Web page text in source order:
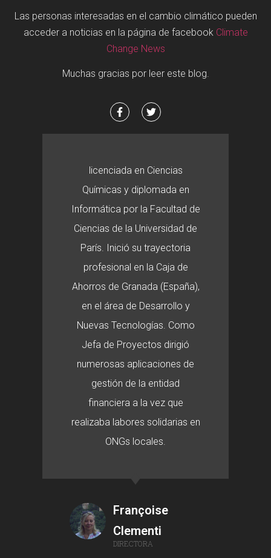
Las personas interesadas en el cambio climático pueden
acceder a noticias en la página de facebook Climate
Change News
Muchas gracias por leer este blog.
licenciada en Ciencias
Químicas y diplomada en
Informática por la Facultad de
Ciencias de la Universidad de
París. Inició su trayectoria
profesional en la Caja de
Ahorros de Granada (España),
en el área de Desarrollo y
Nuevas Tecnologías. Como
Jefa de Proyectos dirigió
numerosas aplicaciones de
gestión de la entidad
financiera a la vez que
realizaba labores solidarias en
ONGs locales.
Françoise
Clementi
DIRECTORA